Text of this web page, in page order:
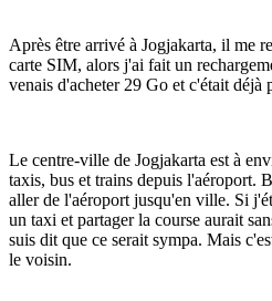
Après être arrivé à Jogjakarta, il me
carte SIM, alors j'ai fait un
venais d'acheter 29 Go et c'était déjà
Le centre-ville de Jogjakarta est à
taxis, bus et trains depuis l'aéroport.
aller de l'aéroport jusqu'en ville. Si
un taxi et partager la course aurait
suis dit que ce serait sympa. Mais
le voisin.